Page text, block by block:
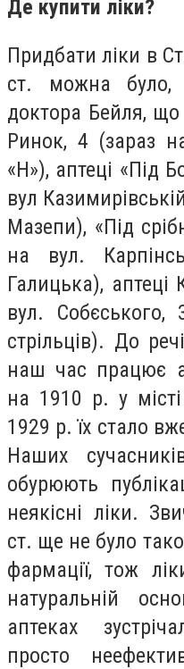
Де купити ліки?
Придбати ліки в
ст. можна було,
доктора Бейля,
Ринок, 4 (зараз
«Н»), аптеці «Під
вул
Мазепи), «Під
на вул.
Галицька),
вул. Собєського,
стрільців). До
наш час працює
на 1910 р. у
1929 р. їх стало
Наших
обурюють
неякісні ліки.
ст. ще не було
фармації, тож
натуральній
аптеках
просто